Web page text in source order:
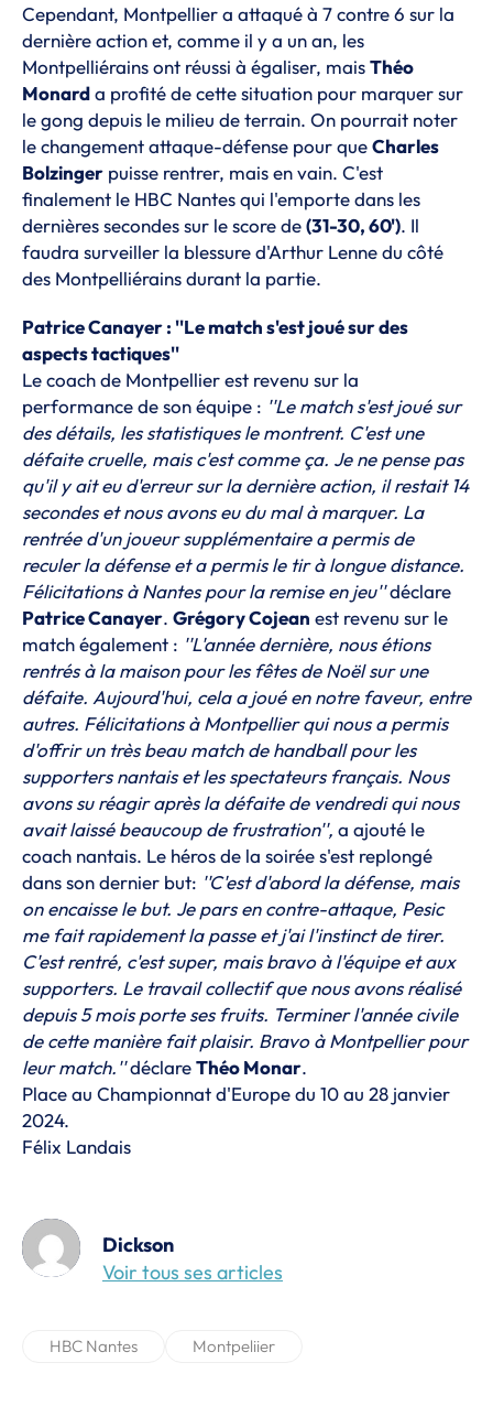
Cependant, Montpellier a attaqué à 7 contre 6 sur la
dernière action et, comme il y a un an, les
Montpelliérains ont réussi à égaliser, maisThéo
Monarda profité de cette situation pour marquer sur
le gong depuis le milieu de terrain. On pourrait noter
le changement attaque-défense pour queCharles
Bolzinger puisse rentrer, mais en vain. C'est
finalement le HBC Nantes qui l'emporte dans les
dernières secondes sur le score de(31-30, 60'). Il
faudra surveiller la blessure d'Arthur Lenne du côté
des Montpelliérains durant la partie.
Patrice Canayer : ''Le match s'est joué sur des
aspects tactiques''
Le coach de Montpellier est revenu sur la
performance de son équipe : ''Le match s'est joué sur
des détails, les statistiques le montrent. C'est une
défaite cruelle, mais c'est comme ça. Je ne pense pas
qu'il y ait eu d'erreur sur la dernière action, il restait 14
secondes et nous avons eu du mal à marquer. La
rentrée d'un joueur supplémentaire a permis de
reculer la défense et a permis le tir à longue distance.
Félicitations à Nantes pour la remise en jeu''déclare
Patrice Canayer. Grégory Cojean est revenu sur le
match également : ''L'année dernière, nous étions
rentrés à la maison pour les fêtes de Noël sur une
défaite. Aujourd'hui, cela a joué en notre faveur, entre
autres. Félicitations à Montpellier qui nous a permis
d'offrir un très beau match de handball pour les
supporters nantais et les spectateurs français. Nous
avons su réagir après la défaite de vendredi qui nous
avait laissé beaucoup de frustration'', a ajouté le
coach nantais. Le héros de la soirée s'est replongé
dans son dernier but: ''C'est d'abord la défense, mais
on encaisse le but. Je pars en contre-attaque, Pesic
me fait rapidement la passe et j'ai l'instinct de tirer.
C'est rentré, c'est super, mais bravo à l'équipe et aux
supporters. Le travail collectif que nous avons réalisé
depuis 5 mois porte ses fruits. Terminer l'année civile
de cette manière fait plaisir. Bravo à Montpellier pour
leur match.''déclareThéo Monar.
Place au Championnat d'Europe du 10 au 28 janvier
2024.
Félix Landais
Dickson
Voir tous ses articles
HBC Nantes Montpeliier